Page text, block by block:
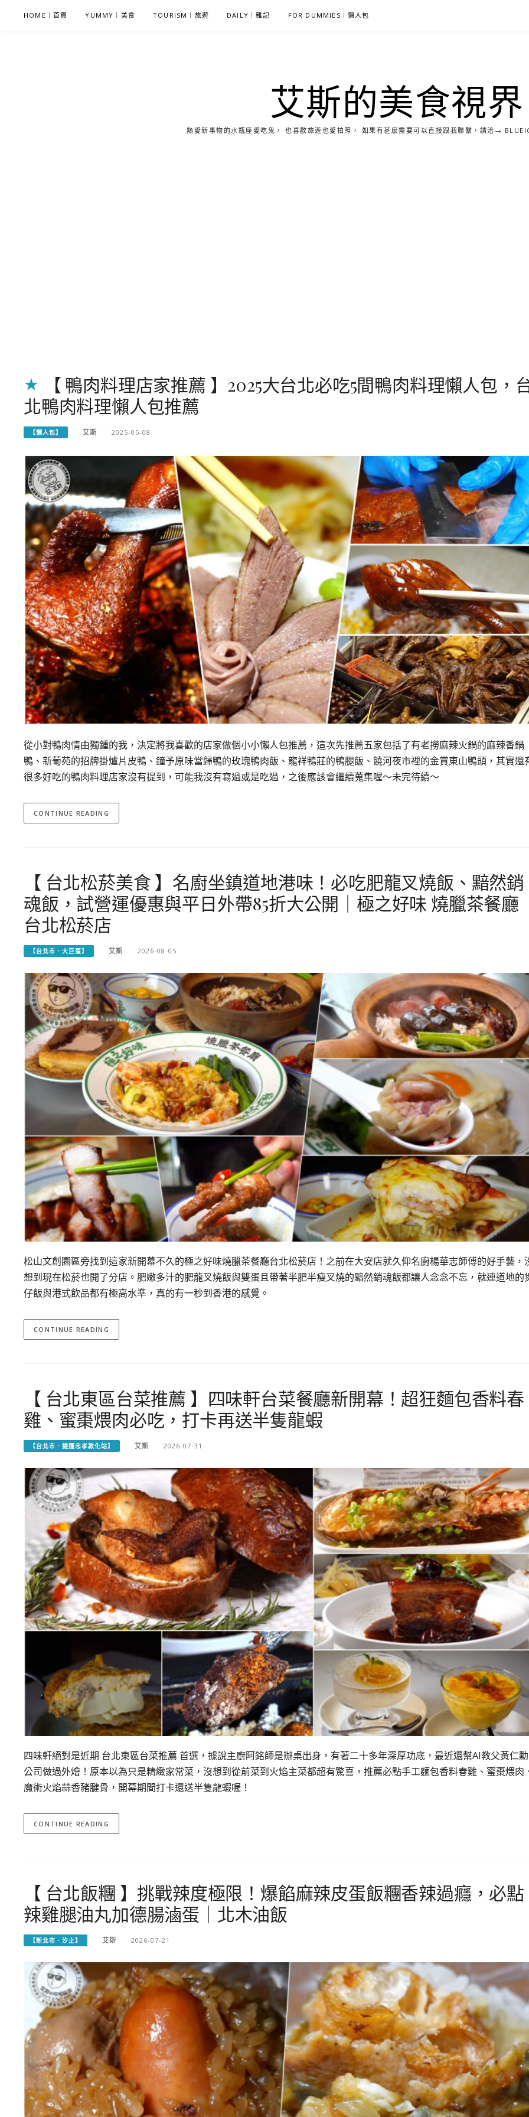
HOME｜首頁 YUMMY｜美食 TOURISM｜旅遊 DAILY｜雜記 FOR DUMMIES｜懶人包
艾斯的美食視界
熱愛新事物的水瓶座愛吃鬼， 也喜歡旅遊也愛拍照， 如果有甚麼需要可以直接跟我聯繫，請洽→
【 鴨肉料理店家推薦 】2025大台北必吃5間鴨肉料理懶人包，
北鴨肉料理懶人包推薦
【懶人包】 艾斯 2025-05-08
從小對鴨肉情由獨鍾的我，決定將我喜歡的店家做個小小懶人包推薦，這次先推薦五家包括了有老撈麻辣火鍋的麻辣香鍋
鴨、新葡苑的招牌掛爐片皮鴨、鐘予原味當歸鴨的玫瑰鴨肉飯、龍祥鴨莊的鴨腿飯、饒河夜市裡的金賞東山鴨頭，其實還
很多好吃的鴨肉料理店家沒有提到，可能我沒有寫過或是吃過，之後應該會繼續蒐集喔～未完待續～
CONTINUE READING
【 台北松菸美食 】名廚坐鎮道地港味！必吃肥龍叉燒飯、黯然銷
魂飯，試營運優惠與平日外帶85折大公開｜極之好味 燒臘茶餐廳
台北松菸店
【台北市．大巨蛋】 艾斯 2026-08-05
松山文創園區旁找到這家新開幕不久的極之好味燒臘茶餐廳台北松菸店！之前在大安店就久仰名廚楊華志師傅的好手藝，
想到現在松菸也開了分店。肥嫩多汁的肥龍叉燒飯與雙蛋且帶著半肥半瘦叉燒的黯然銷魂飯都讓人念念不忘，就連道地的
仔飯與港式飲品都有極高水準，真的有一秒到香港的感覺。
CONTINUE READING
【 台北東區台菜推薦 】四味軒台菜餐廳新開幕！超狂麵包香料春
雞、蜜棗煨肉必吃，打卡再送半隻龍蝦
【台北市．捷運忠孝敦化站】 艾斯 2026-07-31
四味軒絕對是近期 台北東區台菜推薦 首選，據說主廚阿銘師是辦桌出身，有著二十多年深厚功底，最近還幫AI教父黃仁
公司做過外燴！原本以為只是精緻家常菜，沒想到從前菜到火焰主菜都超有驚喜，推薦必點手工麵包香料春雞、蜜棗煨肉
魔術火焰蒜香豬腱骨，開幕期間打卡還送半隻龍蝦喔！
CONTINUE READING
【 台北飯糰 】挑戰辣度極限！爆餡麻辣皮蛋飯糰香辣過癮，必點
辣雞腿油丸加德腸滷蛋｜北木油飯
【新北市．汐止】 艾斯 2026-07-21